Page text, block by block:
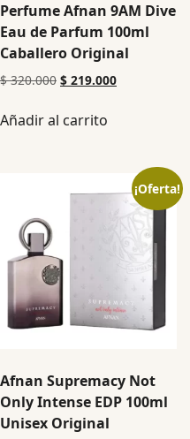
Perfume Afnan 9AM Dive
Eau de Parfum 100ml
Caballero Original
$320.000 $ 219.000
Añadir al carrito
¡Oferta!
Afnan Supremacy Not
Only Intense EDP 100ml
Unisex Original